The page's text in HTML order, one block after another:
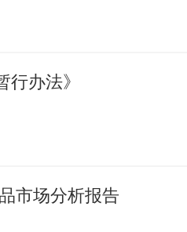
行办法》
市场分析报告